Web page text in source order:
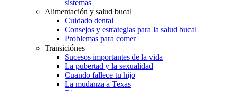
sistemas
Alimentación y salud bucal
Cuidado dental
Consejos y estrategias para la salud bucal
Problemas para comer
Transiciónes
Sucesos importantes de la vida
La pubertad y la sexualidad
Cuando fallece tu hijo
La mudanza a Texas